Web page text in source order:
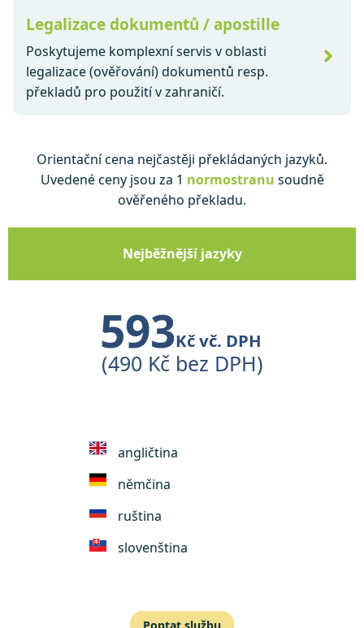
Legalizace dokumentů / apostille
Poskytujeme komplexní servis v oblasti
legalizace (ověřování) dokumentů resp.
překladů pro použití v zahraničí.
Orientační cena nejčastěji překládaných jazyků.
Uvedené ceny jsou za 1 normostranu soudně
ověřeného překladu.
Nejběžnější jazyky
593Kč vč. DPH
(490 Kč bez DPH)
angličtina
němčina
ruština
slovenština
Poptat službu